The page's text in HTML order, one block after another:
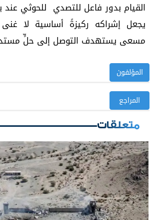
القيام بدور فاعل للتصدي للحوثي عند
يجعل إشراكه ركيزةً أساسية لا
مسعى يستهدف التوصل إلى حلٍّ
المؤلفون
المراجع
متعلقات